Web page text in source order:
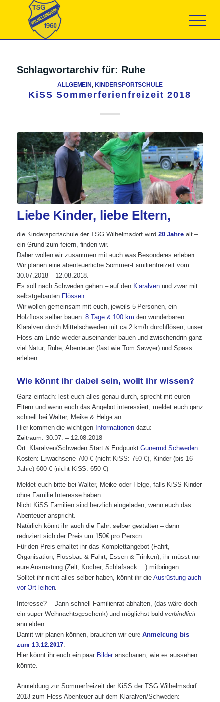
Schlagwortarchiv für: Ruhe
ALLGEMEIN, KINDERSPORTSCHULE
KiSS Sommerferienfreizeit 2018
Liebe Kinder, liebe Eltern,
die Kindersportschule der TSG Wilhelmsdorf wird 20 Jahrealt –
ein Grund zum feiern, finden wir.
Daher wollen wir zusammen mit euch was Besonderes erleben.
Wir planen eine abenteuerliche Sommer-Familienfreizeit vom
30.07.2018 – 12.08.2018.
Es soll nach Schweden gehen – auf den Klaralvenund zwar mit
selbstgebauten Flössen
Wir wollen gemeinsam mit euch, jeweils 5 Personen, ein
Holzfloss selber bauen. 8 Tage & 100 km den wunderbaren
Klaralven durch Mittelschweden mit ca 2 km/h durchflösen, unser
Floss am Ende wieder auseinander bauen und zwischendrin ganz
viel Natur, Ruhe, Abenteuer (fast wie Tom Sawyer) und Spass
erleben.
Wie könnt ihr dabei sein, wollt ihr wissen?
Ganz einfach: lest euch alles genau durch, sprecht mit euren
Eltern und wenn euch das Angebot interessiert, meldet euch ganz
schnell bei Walter, Meike & Helge an.
Hier kommen die wichtigen Informationendazu:
Zeitraum: 30.07. – 12.08.2018
Ort: Klaralven/Schweden Start & Endpunkt Gunerrud Schweden
Kosten: Erwachsene 700 € (nicht KiSS: 750 €), Kinder (bis 16
Jahre) 600 € (nicht KiSS: 650 €)
Meldet euch bitte bei Walter, Meike oder Helge, falls KiSS Kinder
ohne Familie Interesse haben.
Nicht KiSS Familien sind herzlich eingeladen, wenn euch das
Abenteuer anspricht.
Natürlich könnt ihr auch die Fahrt selber gestalten – dann
reduziert sich der Preis um 150€ pro Person.
Für den Preis erhaltet ihr das Komplettangebot (Fahrt,
Organisation, Flossbau & Fahrt, Essen & Trinken), ihr müsst nur
eure Ausrüstung (Zelt, Kocher, Schlafsack …) mitbringen.
Solltet ihr nicht alles selber haben, könnt ihr die Ausrüstung auch
vor Ort leihen.
Interesse? – Dann schnell Familienrat abhalten, (das wäre doch
ein super Weihnachtsgeschenk) und möglichst bald verbindlich
anmelden.
Damit wir planen können, brauchen wir eure Anmeldung bis
zum 13.12.2017.
Hier könnt ihr euch ein paar Bilderanschauen, wie es aussehen
könnte.
Anmeldung zur Sommerfreizeit der KiSS der TSG Wilhelmsdorf
2018 zum Floss Abenteuer auf dem Klaralven/Schweden: